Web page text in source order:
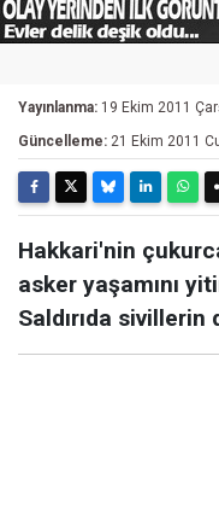
Yayınlanma: 19 Ekim 2011
Güncelleme: 21 Ekim 2011
Hakkari'nin
asker yaşamını
Saldırıda sivillerin